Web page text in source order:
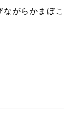
がらかまぼ